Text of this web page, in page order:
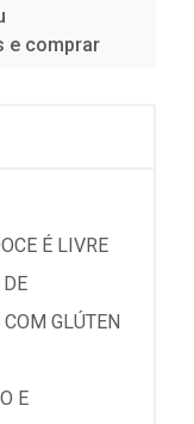
e comprar
É LIVRE
GLÚTEN
E